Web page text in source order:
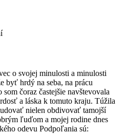
o svojej minulosti a minulosti
byť hrdý na seba, na prácu
čoraz častejšie navštevovala
a láska k tomuto kraju. Túžila
nielen obdivovať tamojší
ľuďom a mojej rodine dnes
odevu Podpoľania sú: